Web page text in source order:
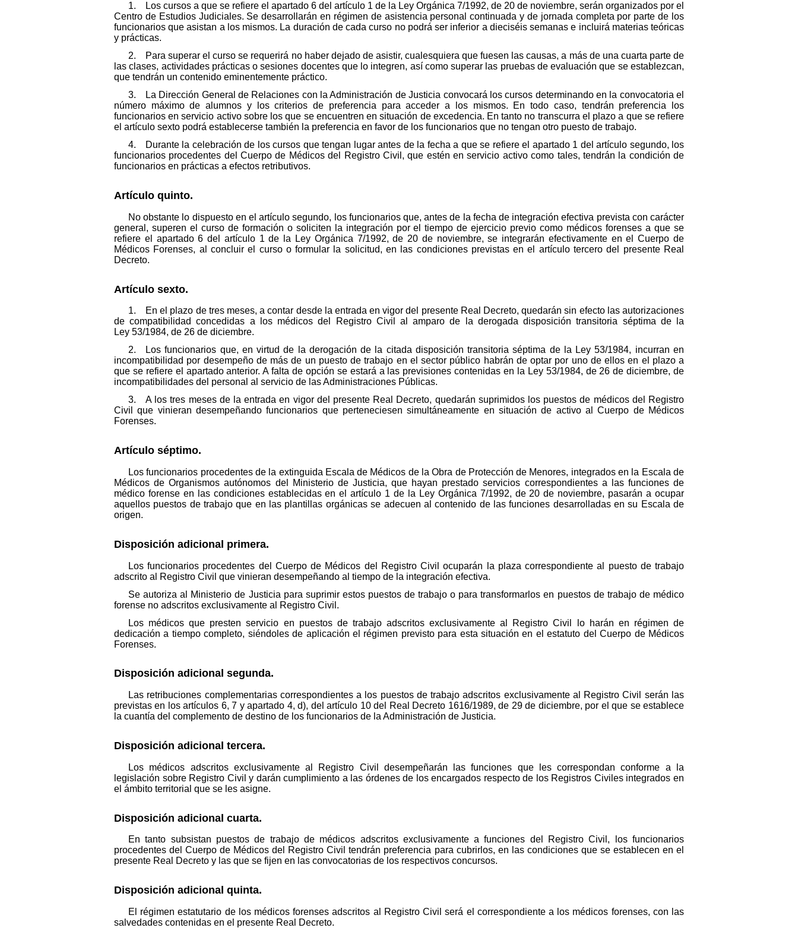
1. Los cursos a que se refiere el apartado 6 del artículo 1 de la Ley Orgánica 7/1992, de 20 de noviembre, serán organizados por el
Centro de Estudios Judiciales. Se desarrollarán en régimen de asistencia personal continuada y de jornada completa por parte de los
funcionarios que asistan a los mismos. La duración de cada curso no podrá ser inferior a dieciséis semanas e incluirá materias teóricas
y prácticas.
2. Para superar el curso se requerirá no haber dejado de asistir, cualesquiera que fuesen las causas, a más de una cuarta parte de
las clases, actividades prácticas o sesiones docentes que lo integren, así como superar las pruebas de evaluación que se establezcan,
que tendrán un contenido eminentemente práctico.
3. La Dirección General de Relaciones con la Administración de Justicia convocará los cursos determinando en la convocatoria el
número máximo de alumnos y los criterios de preferencia para acceder a los mismos. En todo caso, tendrán preferencia los
funcionarios en servicio activo sobre los que se encuentren en situación de excedencia. En tanto no transcurra el plazo a que se refiere
el artículo sexto podrá establecerse también la preferencia en favor de los funcionarios que no tengan otro puesto de trabajo.
4. Durante la celebración de los cursos que tengan lugar antes de la fecha a que se refiere el apartado 1 del artículo segundo, los
funcionarios procedentes del Cuerpo de Médicos del Registro Civil, que estén en servicio activo como tales, tendrán la condición de
funcionarios en prácticas a efectos retributivos.
Artículo quinto.
No obstante lo dispuesto en el artículo segundo, los funcionarios que, antes de la fecha de integración efectiva prevista con carácter
general, superen el curso de formación o soliciten la integración por el tiempo de ejercicio previo como médicos forenses a que se
refiere el apartado 6 del artículo 1 de la Ley Orgánica 7/1992, de 20 de noviembre, se integrarán efectivamente en el Cuerpo de
Médicos Forenses, al concluir el curso o formular la solicitud, en las condiciones previstas en el artículo tercero del presente Real
Decreto.
Artículo sexto.
1. En el plazo de tres meses, a contar desde la entrada en vigor del presente Real Decreto, quedarán sin efecto las autorizaciones
de compatibilidad concedidas a los médicos del Registro Civil al amparo de la derogada disposición transitoria séptima de la
Ley 53/1984, de 26 de diciembre.
2. Los funcionarios que, en virtud de la derogación de la citada disposición transitoria séptima de la Ley 53/1984, incurran en
incompatibilidad por desempeño de más de un puesto de trabajo en el sector público habrán de optar por uno de ellos en el plazo a
que se refiere el apartado anterior. A falta de opción se estará a las previsiones contenidas en la Ley 53/1984, de 26 de diciembre, de
incompatibilidades del personal al servicio de las Administraciones Públicas.
3. A los tres meses de la entrada en vigor del presente Real Decreto, quedarán suprimidos los puestos de médicos del Registro
Civil que vinieran desempeñando funcionarios que perteneciesen simultáneamente en situación de activo al Cuerpo de Médicos
Forenses.
Artículo séptimo.
Los funcionarios procedentes de la extinguida Escala de Médicos de la Obra de Protección de Menores, integrados en la Escala de
Médicos de Organismos autónomos del Ministerio de Justicia, que hayan prestado servicios correspondientes a las funciones de
médico forense en las condiciones establecidas en el artículo 1 de la Ley Orgánica 7/1992, de 20 de noviembre, pasarán a ocupar
aquellos puestos de trabajo que en las plantillas orgánicas se adecuen al contenido de las funciones desarrolladas en su Escala de
origen.
Disposición adicional primera.
Los funcionarios procedentes del Cuerpo de Médicos del Registro Civil ocuparán la plaza correspondiente al puesto de trabajo
adscrito al Registro Civil que vinieran desempeñando al tiempo de la integración efectiva.
Se autoriza al Ministerio de Justicia para suprimir estos puestos de trabajo o para transformarlos en puestos de trabajo de médico
forense no adscritos exclusivamente al Registro Civil.
Los médicos que presten servicio en puestos de trabajo adscritos exclusivamente al Registro Civil lo harán en régimen de
dedicación a tiempo completo, siéndoles de aplicación el régimen previsto para esta situación en el estatuto del Cuerpo de Médicos
Forenses.
Disposición adicional segunda.
Las retribuciones complementarias correspondientes a los puestos de trabajo adscritos exclusivamente al Registro Civil serán las
previstas en los artículos 6, 7 y apartado 4, d), del artículo 10 del Real Decreto 1616/1989, de 29 de diciembre, por el que se establece
la cuantía del complemento de destino de los funcionarios de la Administración de Justicia.
Disposición adicional tercera.
Los médicos adscritos exclusivamente al Registro Civil desempeñarán las funciones que les correspondan conforme a la
legislación sobre Registro Civil y darán cumplimiento a las órdenes de los encargados respecto de los Registros Civiles integrados en
el ámbito territorial que se les asigne.
Disposición adicional cuarta.
En tanto subsistan puestos de trabajo de médicos adscritos exclusivamente a funciones del Registro Civil, los funcionarios
procedentes del Cuerpo de Médicos del Registro Civil tendrán preferencia para cubrirlos, en las condiciones que se establecen en el
presente Real Decreto y las que se fijen en las convocatorias de los respectivos concursos.
Disposición adicional quinta.
El régimen estatutario de los médicos forenses adscritos al Registro Civil será el correspondiente a los médicos forenses, con las
salvedades contenidas en el presente Real Decreto.